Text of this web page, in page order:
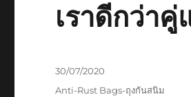
เราดีกว่าคู่
Posted
30/07/2020
Categories
Anti-Rust Bags-ถุงกันสนิม